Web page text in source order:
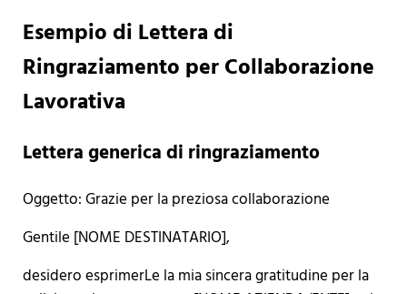
Esempio di Lettera di
Ringraziamento per Collaborazione
Lavorativa
Lettera generica di ringraziamento
Oggetto: Grazie per la preziosa collaborazione
Gentile [NOME DESTINATARIO],
desidero esprimerLe la mia sincera gratitudine per la